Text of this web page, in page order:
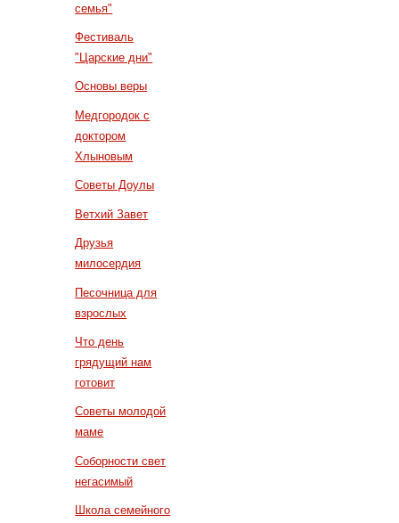
семья"
Фестиваль
"Царские дни"
Основы веры
Медгородок с
доктором
Хлыновым
Советы Доулы
Ветхий Завет
Друзья
милосердия
Песочница для
взрослых
Что день
грядущий нам
готовит
Советы молодой
маме
Соборности свет
негасимый
Школа семейного